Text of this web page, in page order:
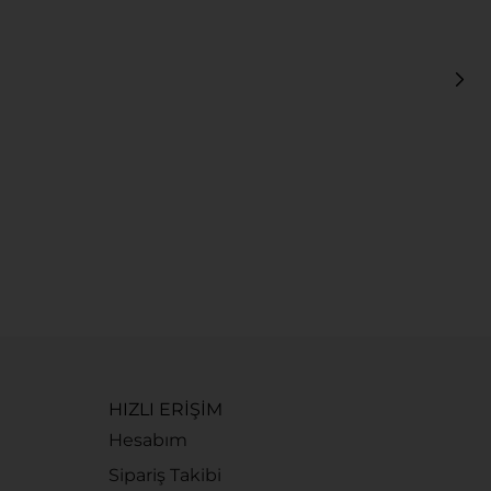
HIZLI ERİŞİM
Hesabım
Sipariş Takibi